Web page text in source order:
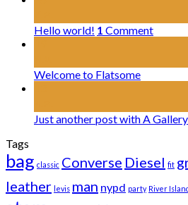
Hello world! 1 Comment
Welcome to Flatsome
Just another post with A Gallery
Tags
bag classic Converse Diesel fit
leather levis man nypd party River